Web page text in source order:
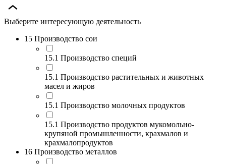
Выберите интересующую деятельность
15 Производство сои
15.1 Производство специй
15.1 Производство растительных и животных
масел и жиров
15.1 Производство молочных продуктов
15.1 Производство продуктов мукомольно-
крупяной промышленности, крахмалов и
крахмалопродуктов
16 Производство металлов